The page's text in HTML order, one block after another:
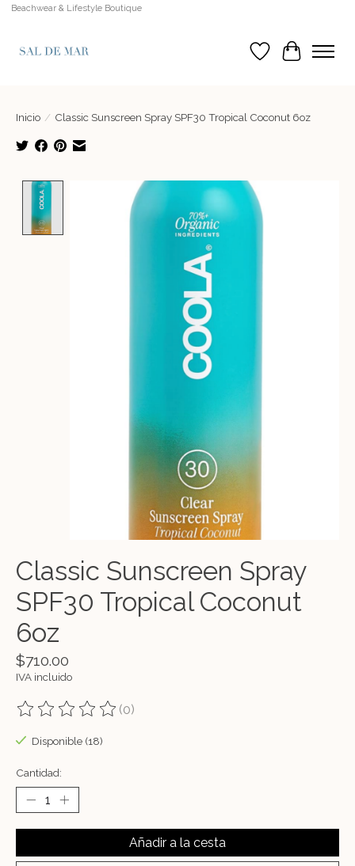
Beachwear & Lifestyle Boutique
Lista de deseos
Cesta
Inicio / Classic Sunscreen Spray SPF30 Tropical Coconut 6oz
Product image slideshow Items
Classic Sunscreen Spray
SPF30 Tropical Coconut
6oz
$710.00
IVA incluido
The rating of this product is
(0)
Disponible (18)
Cantidad:
Añadir a la cesta